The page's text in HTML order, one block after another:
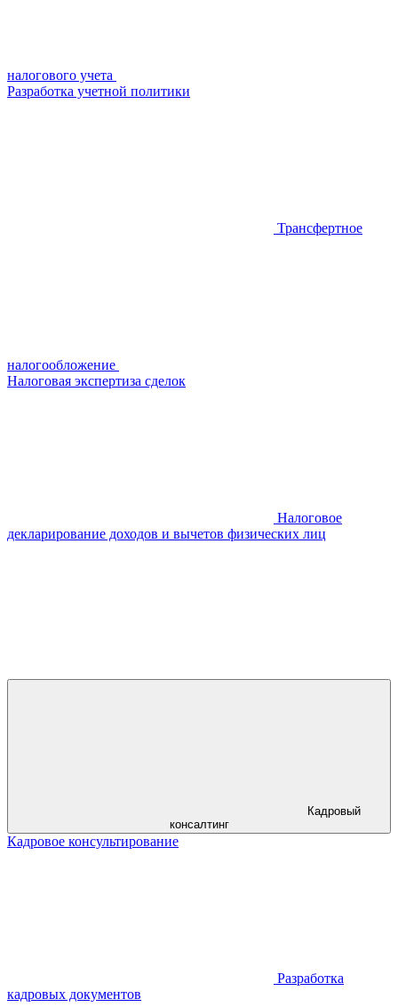
налогового учета
Разработка учетной политики
Трансфертное
налогообложение
Налоговая экспертиза сделок
Налоговое
декларирование доходов и вычетов физических лиц
консалтинг
Кадровое консультирование
Разработка
кадровых документов